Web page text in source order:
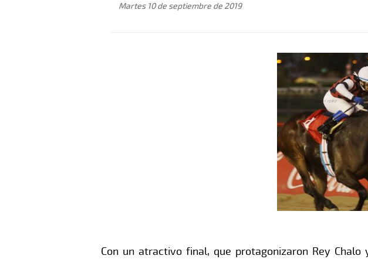
Martes 10 de septiembre de 2019
Con un atractivo final, que protagonizaron Rey